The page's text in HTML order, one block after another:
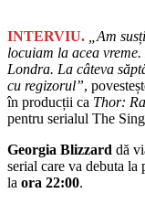
INTERVIU.
„Am
locuiam la acea
Londra. La câteva
cu regizorul”,
în producții ca Thor:
pentru serialul The
Georgia Blizzard dă
serial care va debuta la
la ora 22:00.